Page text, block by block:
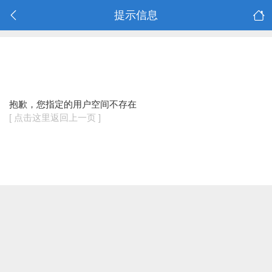
提示信息
抱歉，您指定的用户空间不存在
[ 点击这里返回上一页 ]